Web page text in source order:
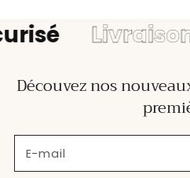
Livraison
Découvez nos
E-mail